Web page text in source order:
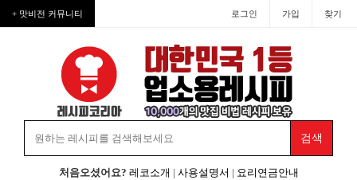
+ 맛비전 커뮤니티 로그인 가입 찾기
처음오셨어요? 레코소개 | 사용설명서 | 요리연금안내